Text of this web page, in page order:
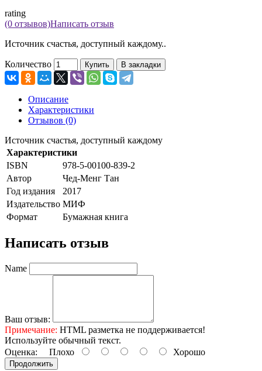
rating
(0 отзывов)Написать отзыв
Источник счастья, доступный каждому..
Количество Купить В закладки
Описание
Характеристики
Отзывов (0)
Источник счастья, доступный каждому
Характеристики
ISBN
978-5-00100-839-2
Автор
Чед-Менг Тан
Год издания
2017
Издательство МИФ
Формат
Бумажная книга
Написать отзыв
Name
Ваш отзыв:
Примечание: HTML разметка не поддерживается!
Используйте обычный текст.
Оценка: Плохо Хорошо
Продолжить